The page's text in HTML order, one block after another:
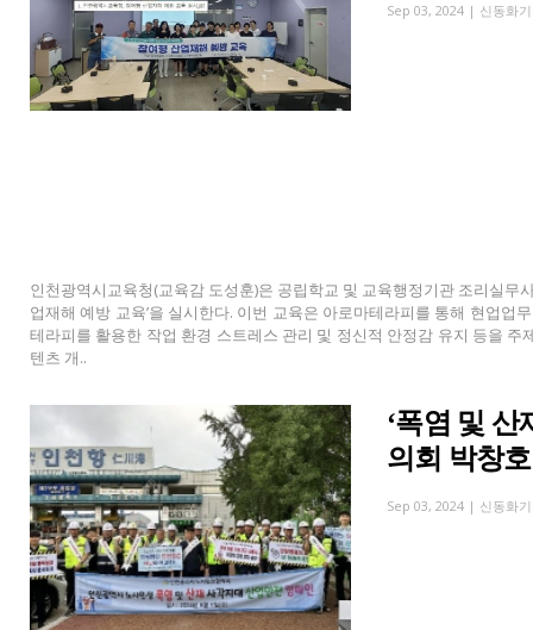
Sep 03, 2024 | 신동화
인천광역시교육청(교육감 도성훈)은 공립학교 및 교육행정기관 조리실무
업재해 예방 교육’을 실시한다. 이번 교육은 아로마테라피를 통해 현업
테라피를 활용한 작업 환경 스트레스 관리 및 정신적 안정감 유지 등을
텐츠 개..
‘폭염 및
의회 박창호
Sep 03, 2024 | 신동화